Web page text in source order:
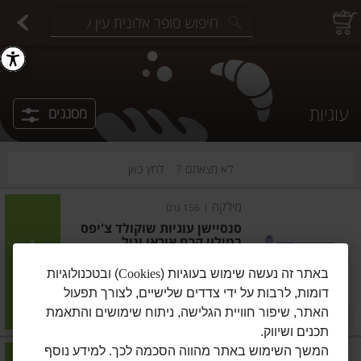
עוגיות מסננים
לא מצאתם ? לחץ כאן
מילקה 156 גרם
סנסיישן עוגיות שוקולד צ'יפס
במילוי קרם אוראו וניל
מחיר מחירון ₪14.90
₪9.55 ל-100 גרם 2 ב-₪27.90
הוסיפו
לוטוס | 150 גרם
באתר זה נעשה שימוש בעוגיות (Cookies) ובטכנולוגיות
דומות, לרבות על ידי צדדים שלישיים, לצורך תפעול
האתר, שיפור חוויית הגלישה, ניתוח שימושים והתאמת
תכנים ושיווק.
המשך השימוש באתר מהווה הסכמה לכך. למידע נוסף